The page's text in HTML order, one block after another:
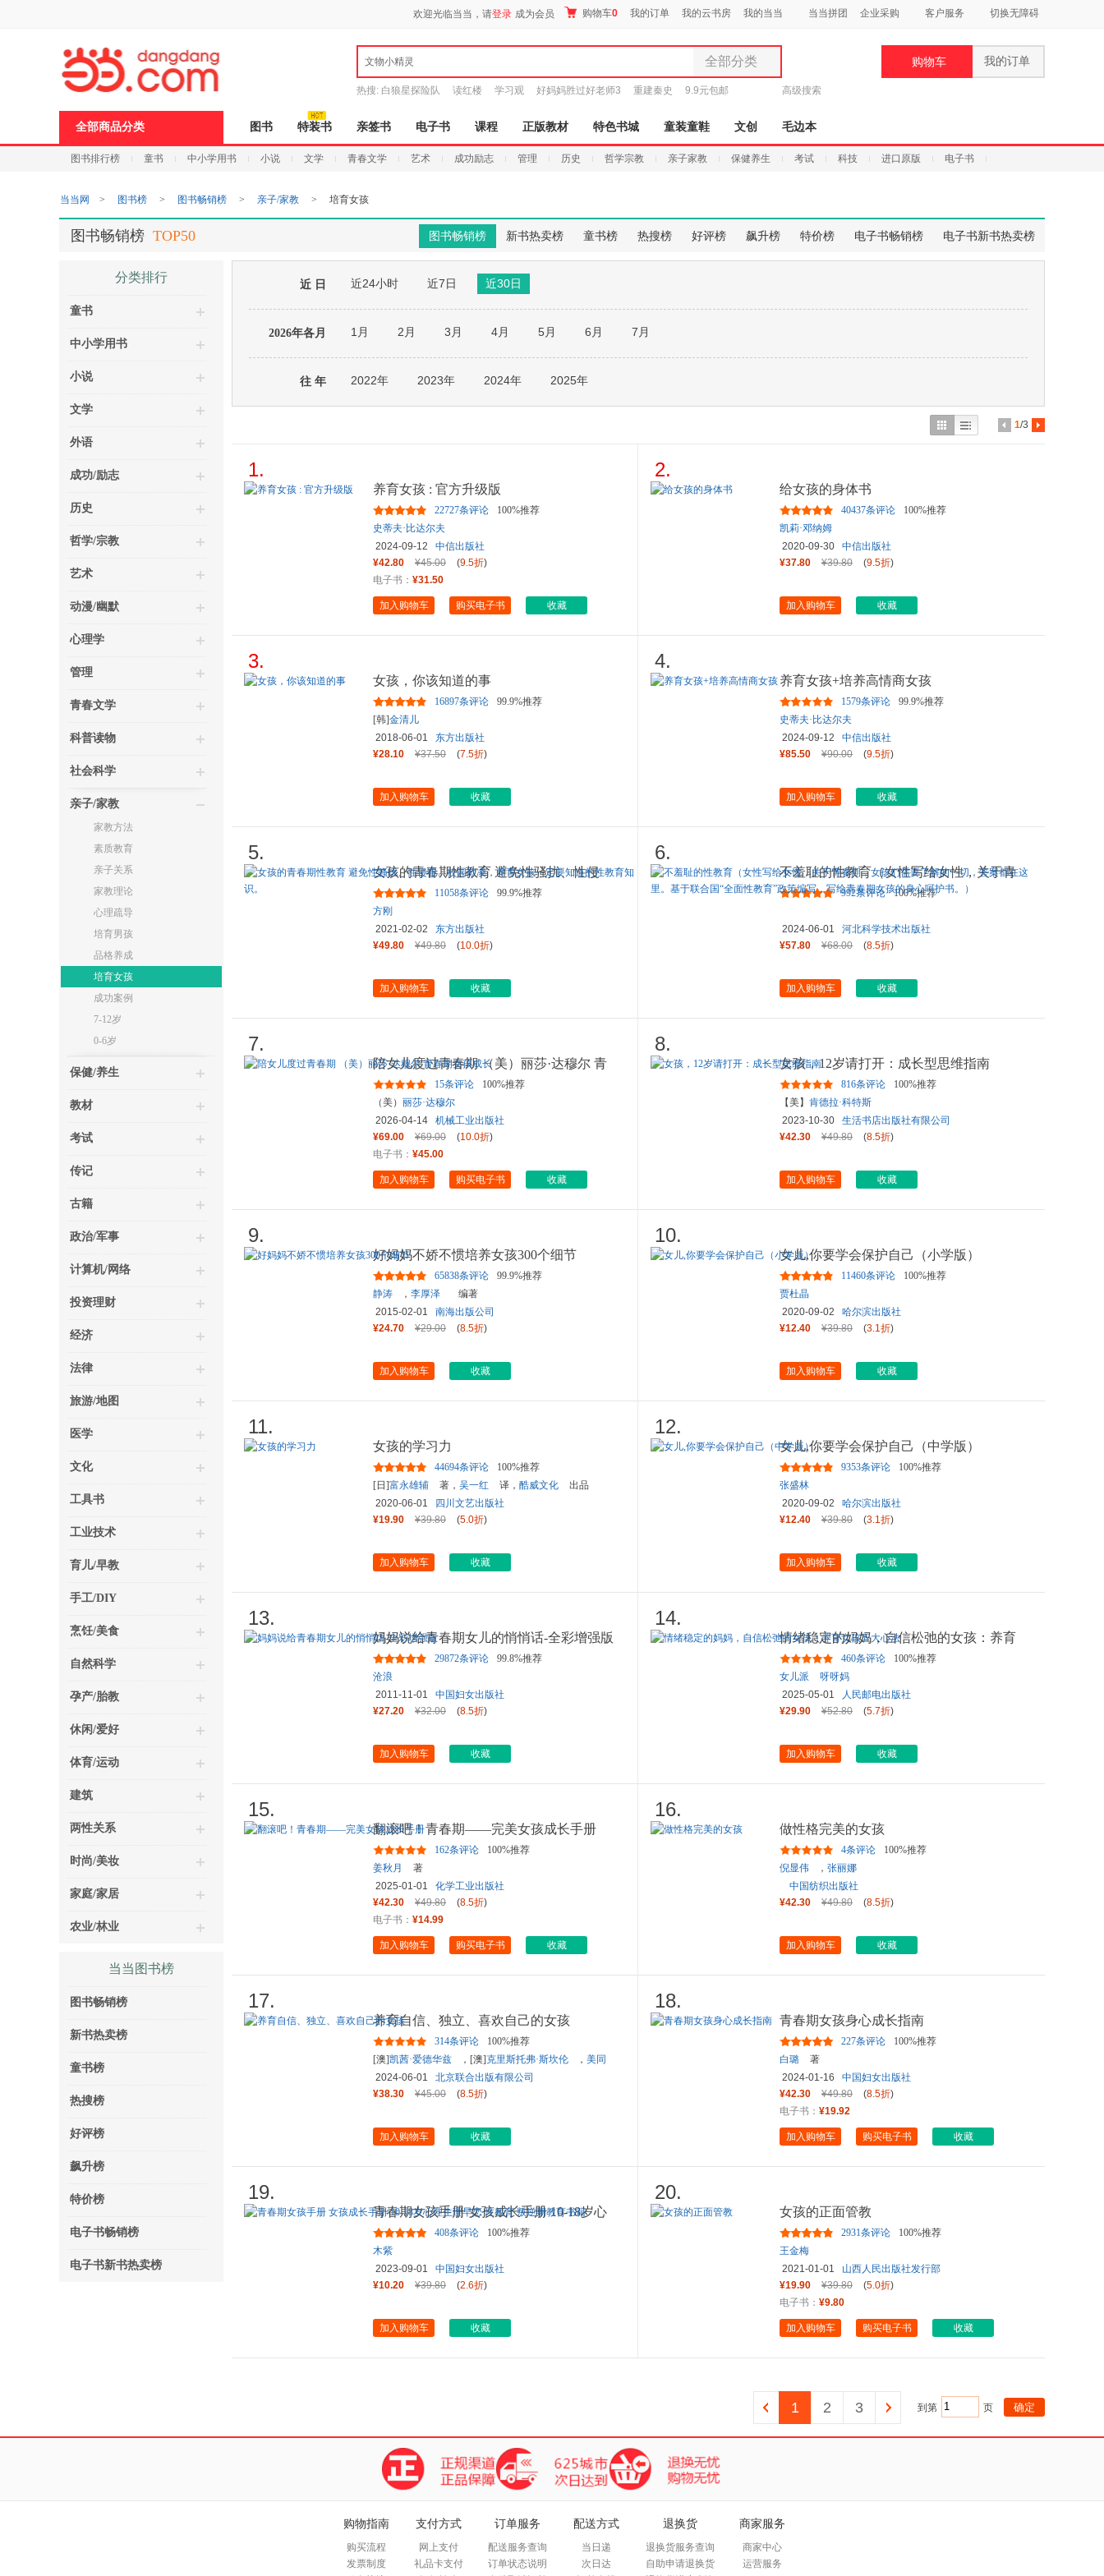
欢迎光临当当，请登录 成为会员 购物车0 我的订单 我的云书房 我的当当 当当拼团 企业采购 客户服务 切换无障碍
文物小精灵 全部分类
全部分类
图书
电子书
音像
玩具
孕婴服饰
热搜: 白狼星探险队 读红楼 学习观 好妈妈胜过好老师3 重建秦史 9.9元包邮 高级搜索
购物车 我的订单
全部商品分类 图书 特装书 亲签书 电子书 课程 正版教材 特色书城 童装童鞋 文创 毛边本
图书排行榜 童书 中小学用书 小说 文学 青春文学 艺术 成功励志 管理 历史 哲学宗教 亲子家教 保健养生 考试 科技 进口原版 电子书
当当网 > 图书榜 > 图书畅销榜 > 亲子/家教 > 培育女孩
图书畅销榜 新书热卖榜 童书榜 热搜榜 好评榜 飙升榜 特价榜 电子书畅销榜 电子书新书热卖榜
图书畅销榜 TOP50
分类排行
童书
中小学用书
小说
文学
外语
成功/励志
历史
哲学/宗教
艺术
动漫/幽默
心理学
管理
青春文学
科普读物
社会科学
亲子/家教
家教方法
素质教育
亲子关系
家教理论
心理疏导
培育男孩
品格养成
培育女孩
成功案例
7-12岁
0-6岁
保健/养生
教材
考试
传记
古籍
政治/军事
计算机/网络
投资理财
经济
法律
旅游/地图
医学
文化
工具书
工业技术
育儿/早教
手工/DIY
烹饪/美食
自然科学
孕产/胎教
休闲/爱好
体育/运动
建筑
两性关系
时尚/美妆
家庭/家居
农业/林业
当当图书榜
图书畅销榜
新书热卖榜
童书榜
热搜榜
好评榜
飙升榜
特价榜
电子书畅销榜
电子书新书热卖榜
近 日 近24小时 近7日 近30日
2026年各月 1月 2月 3月 4月 5月 6月 7月
往 年 2022年 2023年 2024年 2025年
1/3
1.
养育女孩 : 官方升级版
22727条评论
100%推荐
史蒂夫·比达尔夫
2024-09-12
中信出版社
¥42.80
¥45.00 (9.5折)
电子书： ¥31.50
加入购物车 购买电子书 收藏
2.
给女孩的身体书
40437条评论
100%推荐
凯莉·邓纳姆
2020-09-30
中信出版社
¥37.80
¥39.80 (9.5折)
加入购物车 收藏
3.
女孩，你该知道的事
16897条评论
99.9%推荐
[韩]金清儿
2018-06-01
东方出版社
¥28.10
¥37.50 (7.5折)
加入购物车 收藏
4.
养育女孩+培养高情商女孩
1579条评论
99.9%推荐
史蒂夫·比达尔夫
2024-09-12
中信出版社
¥85.50
¥90.00 (9.5折)
加入购物车 收藏
5.
女孩的青春期性教育 避免性骚扰、性侵
犯、校园欺凌，养育女孩一定
11058条评论
99.9%推荐
方刚
2021-02-02
东方出版社
¥49.80
¥49.80 (10.0折)
加入购物车 收藏
6.
不羞耻的性教育（女性写给女性，关于青
春期，女孩们需要了解的一...
992条评论 100%推荐
2024-06-01
河北科学技术出版社
¥57.80
¥68.00 (8.5折)
加入购物车 收藏
7.
陪女儿度过青春期 （美）丽莎·达穆尔 青
春期女孩成长15条评论
100%推荐
（美） 丽莎·达穆尔
2026-04-14
机械工业出版社
¥69.00
¥69.00 (10.0折)
电子书： ¥45.00
加入购物车 购买电子书 收藏
8.
女孩，12岁请打开：成长型思维指南
816条评论
100%推荐
【美】 肯德拉·科特斯
2023-10-30
生活书店出版社有限公司
¥42.30
¥49.80 (8.5折)
加入购物车 收藏
9.
好妈妈不娇不惯培养女孩300个细节
65838条评论
99.9%推荐
静涛
， 李厚泽
编著
2015-02-01
南海出版公司
¥24.70
¥29.00 (8.5折)
加入购物车 收藏
10.
女儿,你要学会保护自己（小学版）
11460条评论
100%推荐
贾杜晶
2020-09-02
哈尔滨出版社
¥12.40
¥39.80 (3.1折)
加入购物车 收藏
11.
女孩的学习力
44694条评论
100%推荐
[日]富永雄辅 著， 吴一红 译， 酷威文化
出品
2020-06-01
四川文艺出版社
¥19.90
¥39.80 (5.0折)
加入购物车 收藏
12.
女儿,你要学会保护自己（中学版）
9353条评论
100%推荐
张盛林
2020-09-02
哈尔滨出版社
¥12.40
¥39.80 (3.1折)
加入购物车 收藏
13.
妈妈说给青春期女儿的悄悄话-全彩增强版
29872条评论
99.8%推荐
沧浪
2011-11-01
中国妇女出版社
¥27.20
¥32.00 (8.5折)
加入购物车 收藏
14.
情绪稳定的妈妈，自信松弛的女孩：养育
女孩五大心法460条评论
100%推荐
女儿派
呀呀妈
2025-05-01
人民邮电出版社
¥29.90
¥52.80 (5.7折)
加入购物车 收藏
15.
翻滚吧！青春期——完美女孩成长手册
162条评论
100%推荐
姜秋月
著
2025-01-01
化学工业出版社
¥42.30
¥49.80 (8.5折)
电子书： ¥14.99
加入购物车 购买电子书 收藏
16.
做性格完美的女孩
4条评论
100%推荐
倪显伟
， 张丽娜
中国纺织出版社
¥42.30
¥49.80 (8.5折)
加入购物车 收藏
17.
养育自信、独立、喜欢自己的女孩
314条评论
100%推荐
[澳]凯茜·爱德华兹 ，[澳]克里斯托弗·斯坎伦 ， 美同
译
2024-06-01
北京联合出版有限公司
¥38.30
¥45.00 (8.5折)
加入购物车 收藏
18.
青春期女孩身心成长指南
227条评论
100%推荐
白璐
著
2024-01-16
中国妇女出版社
¥42.30
¥49.80 (8.5折)
电子书： ¥19.92
加入购物车 购买电子书 收藏
19.
青春期女孩手册 女孩成长手册 10-18岁心
理生理早恋 性教育 叛逆期...
408条评论
100%推荐
木紫
2023-09-01
中国妇女出版社
¥10.20
¥39.80 (2.6折)
加入购物车 收藏
20.
女孩的正面管教
2931条评论
100%推荐
王金梅
2021-01-01
山西人民出版社发行部
¥19.90
¥39.80 (5.0折)
电子书： ¥9.80
加入购物车 购买电子书 收藏
1 2 3 到第 页
购物指南
购买流程
发票制度
支付方式
网上支付
礼品卡支付
订单服务
配送服务查询
订单状态说明
配送方式
当日递
次日达
退换货
退换货服务查询
自助申请退换货
商家服务
商家中心
运营服务
页